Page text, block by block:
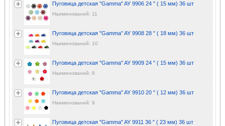
Пуговица детская "Gamma" AY 9906 24 " ( 15 мм) 36 шт
Наименований: 11
Пуговица детская "Gamma" AY 9908 28 " ( 18 мм) 36 шт
Наименований: 10
Пуговица детская "Gamma" AY 9909 24 " ( 15 мм) 36 шт
Наименований: 8
Пуговица детская "Gamma" AY 9910 20 " ( 12 мм) 36 шт
Наименований: 9
Пуговица детская "Gamma" AY 9911 36 " ( 23 мм) 36 шт